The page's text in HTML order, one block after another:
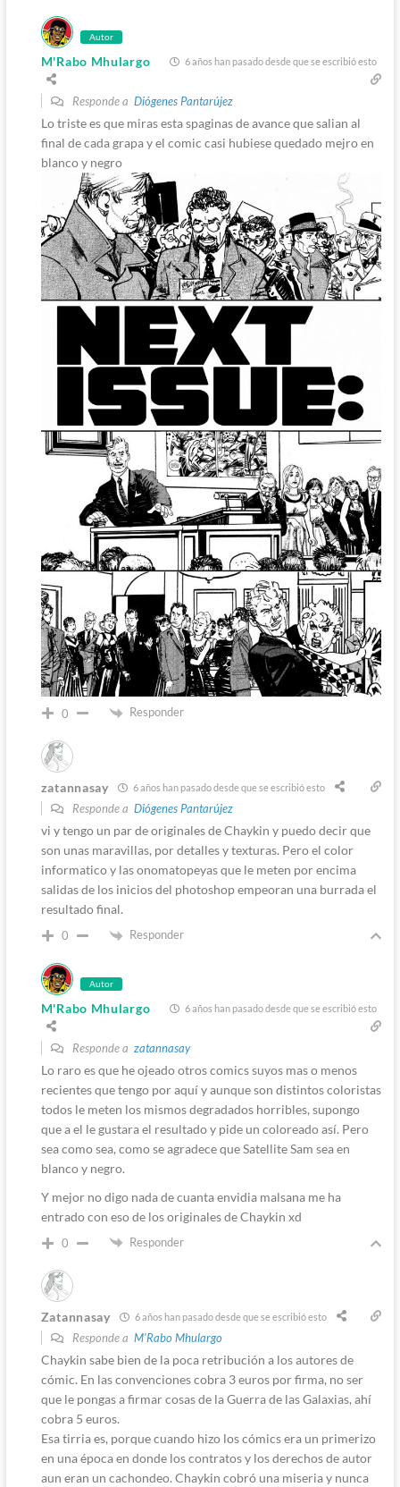
Autor
M'Rabo Mhulargo 6 años han pasado desde que se escribió esto
Responde a Diógenes Pantarújez
Lo triste es que miras esta spaginas de avance que salian al
final de cada grapa y el comic casi hubiese quedado mejro en
blanco y negro
0 Responder
zatannasay 6 años han pasado desde que se escribió esto
Responde a Diógenes Pantarújez
vi y tengo un par de originales de Chaykin y puedo decir que
son unas maravillas, por detalles y texturas. Pero el color
informatico y las onomatopeyas que le meten por encima
salidas de los inicios del photoshop empeoran una burrada el
resultado final.
0 Responder
Autor
M'Rabo Mhulargo 6 años han pasado desde que se escribió esto
Responde a zatannasay
Lo raro es que he ojeado otros comics suyos mas o menos
recientes que tengo por aquí y aunque son distintos coloristas
todos le meten los mismos degradados horribles, supongo
que a el le gustara el resultado y pide un coloreado así. Pero
sea como sea, como se agradece que Satellite Sam sea en
blanco y negro.
Y mejor no digo nada de cuanta envidia malsana me ha
entrado con eso de los originales de Chaykin xd
0 Responder
Zatannasay 6 años han pasado desde que se escribió esto
Responde a M'Rabo Mhulargo
Chaykin sabe bien de la poca retribución a los autores de
cómic. En las convenciones cobra 3 euros por firma, no ser
que le pongas a firmar cosas de la Guerra de las Galaxias, ahí
cobra 5 euros.
Esa tirria es, porque cuando hizo los cómics era un primerizo
en una época en donde los contratos y los derechos de autor
aun eran un cachondeo. Chaykin cobró una miseria y nunca